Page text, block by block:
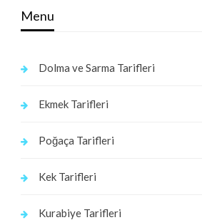
Menu
Dolma ve Sarma Tarifleri
Ekmek Tarifleri
Poğaça Tarifleri
Kek Tarifleri
Kurabiye Tarifleri